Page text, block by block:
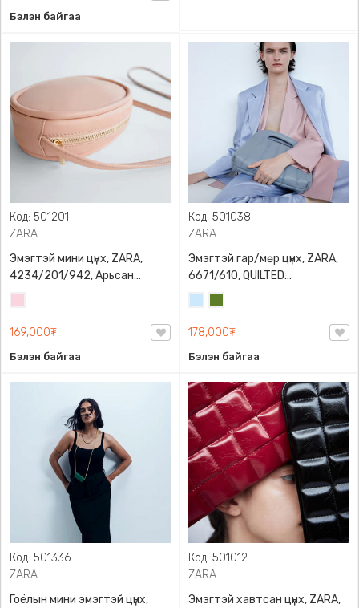
Бэлэн байгаа
Код: 501201
ZARA
Эмэгтэй мини цүнх, ZARA,
4234/201/942, Арьсан
материалтай, LIMITED EDITION
OVAL LEATHER HANDBAG TRF
169,000₮
Бэлэн байгаа
Код: 501038
ZARA
Эмэгтэй гар/мөр цүнх, ZARA,
6671/610, QUILTED
CROSSBODY BAG WITH HANDLE
178,000₮
Бэлэн байгаа
Код: 501336
ZARA
Гоёлын мини эмэгтэй цүнх,
Код: 501012
ZARA
Эмэгтэй хавтсан цүнх, ZARA,